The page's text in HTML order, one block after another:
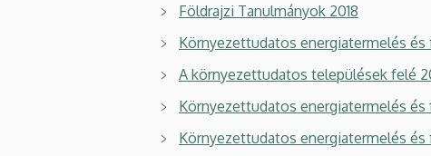
Földrajzi Tanulmányok 2018
Környezettudatos energiatermelés és
A környezettudatos települések felé
Környezettudatos energiatermelés és
Környezettudatos energiatermelés és